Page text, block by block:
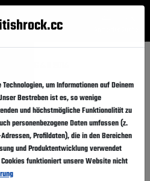
Recinto Ferial de La Fica
03.05.2014
um Informationen auf Deinem
Bestreben ist es, so wenige
und höchstmögliche Funktionalität zu
personenbezogene Daten umfassen (z.
Profildaten), die in den Bereichen
und Produktentwicklung verwendet
funktioniert unsere Website nicht